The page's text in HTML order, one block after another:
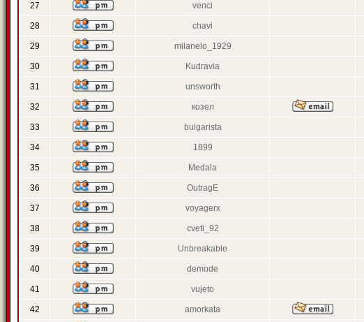
27 venci
28 chavi
29 milanelo_1929
30 Kudravia
31 unsworth
32 козел
33 bulgarista
34 1899
35 Medala
36 OutragE
37 voyagerx
38 cveti_92
39 Unbreakable
40 demode
41 vujeto
42 amorkata